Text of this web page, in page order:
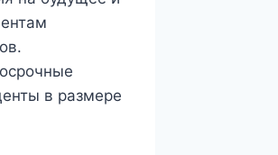
в размере